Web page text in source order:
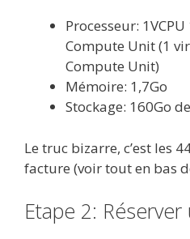
Processeur: 1VCPU
Compute Unit (1
Compute Unit)
Mémoire: 1,7Go
Stockage: 160Go
Le truc bizarre, c’est les
facture (voir tout en bas
Etape 2: